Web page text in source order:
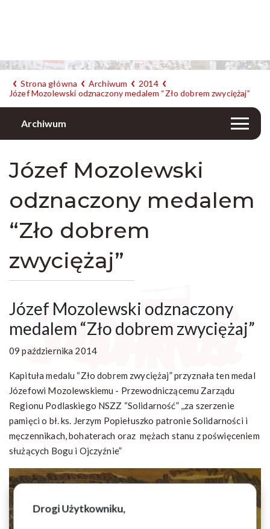
Drogi Użytkowniku,
Strona główna Archiwum
2014
Józef Mozolewski odznaczony medalem “Zło dobrem zwyciężaj”
Archiwum
Józef Mozolewski
odznaczony medalem
“Zło dobrem
zwyciężaj”
Józef Mozolewski odznaczony
medalem “Zło dobrem zwyciężaj”
09 października 2014
Kapituła medalu “Zło dobrem zwyciężaj” przyznała ten medal
Józefowi Mozolewskiemu - Przewodniczącemu Zarządu
Regionu Podlaskiego NSZZ “Solidarność” ,,za szerzenie
pamięci o bł. ks. Jerzym Popiełuszko patronie Solidarności i
męczennikach, bohaterach oraz mężach stanu z poświęceniem
służących Bogu i Ojczyźnie”